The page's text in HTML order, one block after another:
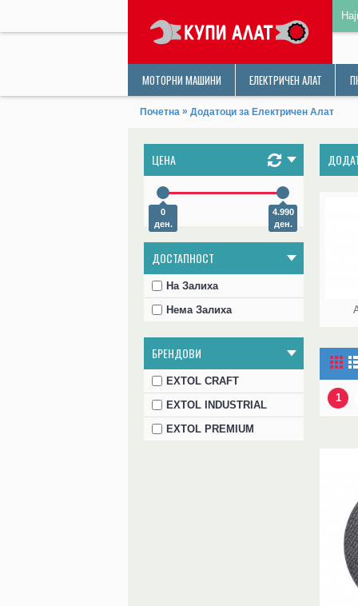
МОТОРНИ МАШИНИ ЕЛЕКТРИЧЕН АЛАТ
Почетна » Додатоци за Електричен Алат
ЦЕНА
0
ден.
4.990
ден.
ДОСТАПНОСТ
На Залиха
Нема Залиха
БРЕНДОВИ
EXTOL CRAFT
EXTOL INDUSTRIAL
EXTOL PREMIUM
1